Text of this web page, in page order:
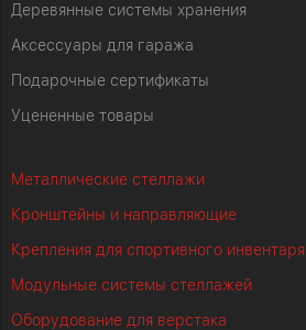
Деревянные системы хранения
Аксессуары для гаража
Подарочные сертификаты
Уцененные товары
Металлические стеллажи
Кронштейны и направляющие
Крепления для спортивного инвентаря
Модульные системы стеллажей
Оборудование для верстака